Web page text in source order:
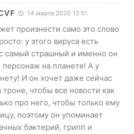
14 марта 2020 12:51
произнести само это слово
у этого вируса есть
самый страшный и именно он
на планете! А у
И он хочет даже сейчас
троне, чтобы все новости как
про него, чтобы только ему
поэтому он упоминает
бактерий, грипп и